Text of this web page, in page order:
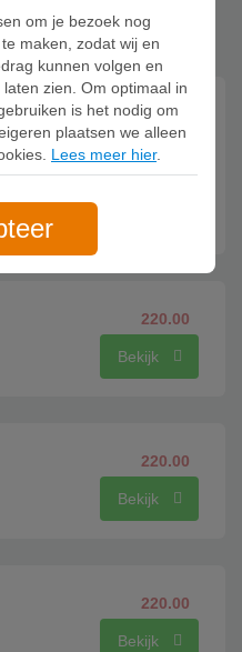
ze uitkomen
220.00
Bekijk
220.00
Bekijk
220.00
Bekijk
om je bezoek nog
maken, zodat wij en
kunnen volgen en
zien. Om optimaal in
is het nodig om
plaatsen we alleen
Lees meer hier.